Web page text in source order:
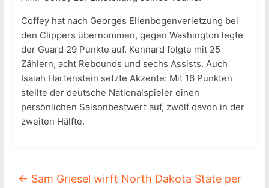
Coffey hat nach Georges Ellenbogenverletzung bei
den Clippers übernommen, gegen Washington legte
der Guard 29 Punkte auf. Kennard folgte mit 25
Zählern, acht Rebounds und sechs Assists. Auch
Isaiah Hartenstein setzte Akzente: Mit 16 Punkten
stellte der deutsche Nationalspieler einen
persönlichen Saisonbestwert auf, zwölf davon in der
zweiten Hälfte.
← Sam Griesel wirft North Dakota State per